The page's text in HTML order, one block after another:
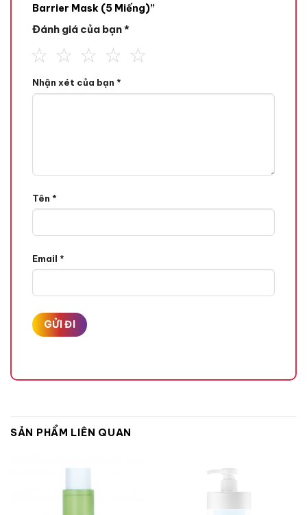
Barrier Mask (5 Miếng)”
Đánh giá của bạn*
Nhận xét của bạn *
Tên *
Email *
SẢN PHẨM LIÊN QUAN